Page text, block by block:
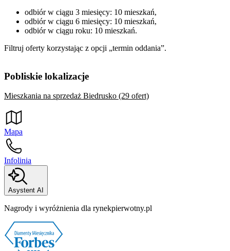
odbiór w ciągu 3 miesięcy: 10 mieszkań,
odbiór w ciągu 6 miesięcy: 10 mieszkań,
odbiór w ciągu roku: 10 mieszkań.
Filtruj oferty korzystając z opcji „termin oddania”.
Pobliskie lokalizacje
Mieszkania na sprzedaż Biedrusko (29 ofert)
Mapa
Infolinia
Asystent AI
Nagrody i wyróżnienia dla rynekpierwotny.pl